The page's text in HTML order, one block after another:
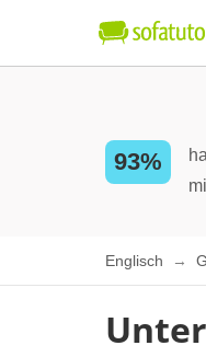
93%
Englisch